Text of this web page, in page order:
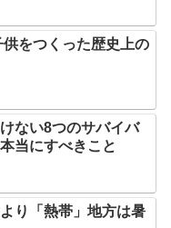
をつくった歴史上の
ない8つのサバイバ
当にすべきこと
り「熱帯」地方は暑